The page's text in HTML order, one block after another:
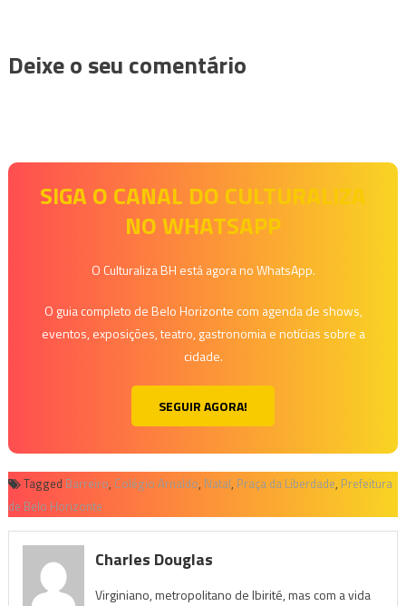
Deixe o seu comentário
SIGA O CANAL DO CULTURALIZA
NO WHATSAPP
O Culturaliza BH está agora no WhatsApp.
O guia completo de Belo Horizonte com agenda de shows,
eventos, exposições, teatro, gastronomia e notícias sobre a
cidade.
SEGUIR AGORA!
Tagged Barreiro, Colégio Arnaldo, Natal, Praça da Liberdade, Prefeitura
de Belo Horizonte
Charles Douglas
Virginiano, metropolitano de Ibirité, mas com a vida